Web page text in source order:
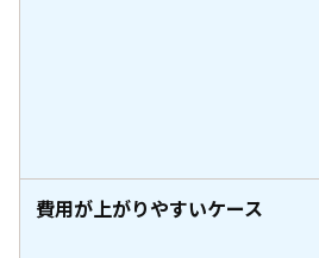
費用が上がりやすいケース